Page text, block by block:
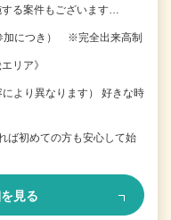
る案件もございます…
加につき） ※完全出来高制
リア》
より異なります） 好きな時
初めての方も安心して始
見る